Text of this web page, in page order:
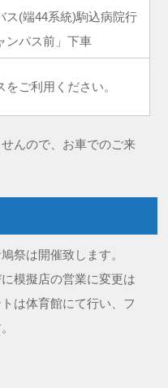
ス(端44系統)駒込病院行
ンパス前」下車
ご利用ください。
んので、お車でのご来
祭は開催致します。
模擬店の営業に変更は
は体育館にて行い、フ